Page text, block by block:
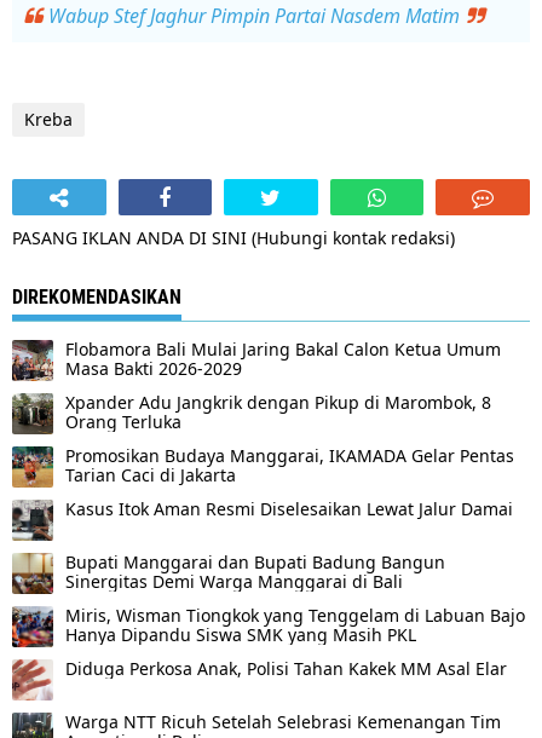
Wabup Stef Jaghur Pimpin Partai Nasdem Matim
Kreba
PASANG IKLAN ANDA DI SINI (Hubungi kontak redaksi)
DIREKOMENDASIKAN
Flobamora Bali Mulai Jaring Bakal Calon Ketua Umum
Masa Bakti 2026-2029
Xpander Adu Jangkrik dengan Pikup di Marombok, 8
Orang Terluka
Promosikan Budaya Manggarai, IKAMADA Gelar Pentas
Tarian Caci di Jakarta
Kasus Itok Aman Resmi Diselesaikan Lewat Jalur Damai
Bupati Manggarai dan Bupati Badung Bangun
Sinergitas Demi Warga Manggarai di Bali
Miris, Wisman Tiongkok yang Tenggelam di Labuan Bajo
Hanya Dipandu Siswa SMK yang Masih PKL
Diduga Perkosa Anak, Polisi Tahan Kakek MM Asal Elar
Warga NTT Ricuh Setelah Selebrasi Kemenangan Tim